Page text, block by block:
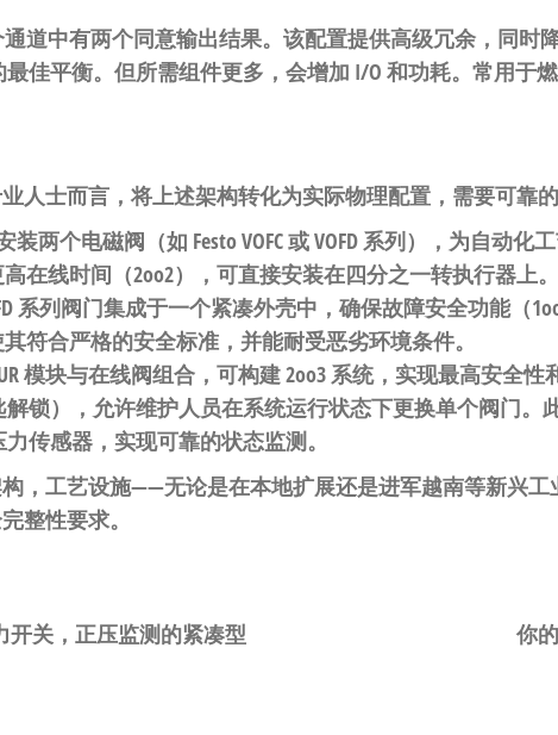
道中有两个同意输出结果。该配置提供高级冗余，同时降
佳平衡。但所需组件更多，会增加 I/O 和功耗。常用于
人士而言，将上述架构转化为实际物理配置，需要可靠的
装两个电磁阀（如 Festo VOFC 或 VOFD 系列），为自动
在线时间（2oo2），可直接安装在四分之一转执行器上。
系列阀门集成于一个紧凑外壳中，确保故障安全功能（
符合严格的安全标准，并能耐受恶劣环境条件。
模块与在线阀组合，可构建 2oo3 系统，实现最高安全
锁），允许维护人员在系统运行状态下更换单个阀门。
传感器，实现可靠的状态监测。
，工艺设施——无论是在本地扩展还是进军越南等新兴
整性要求。
开关，正压监测的紧凑型 你